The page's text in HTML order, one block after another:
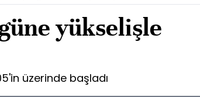
yükselişle
üzerinde başladı